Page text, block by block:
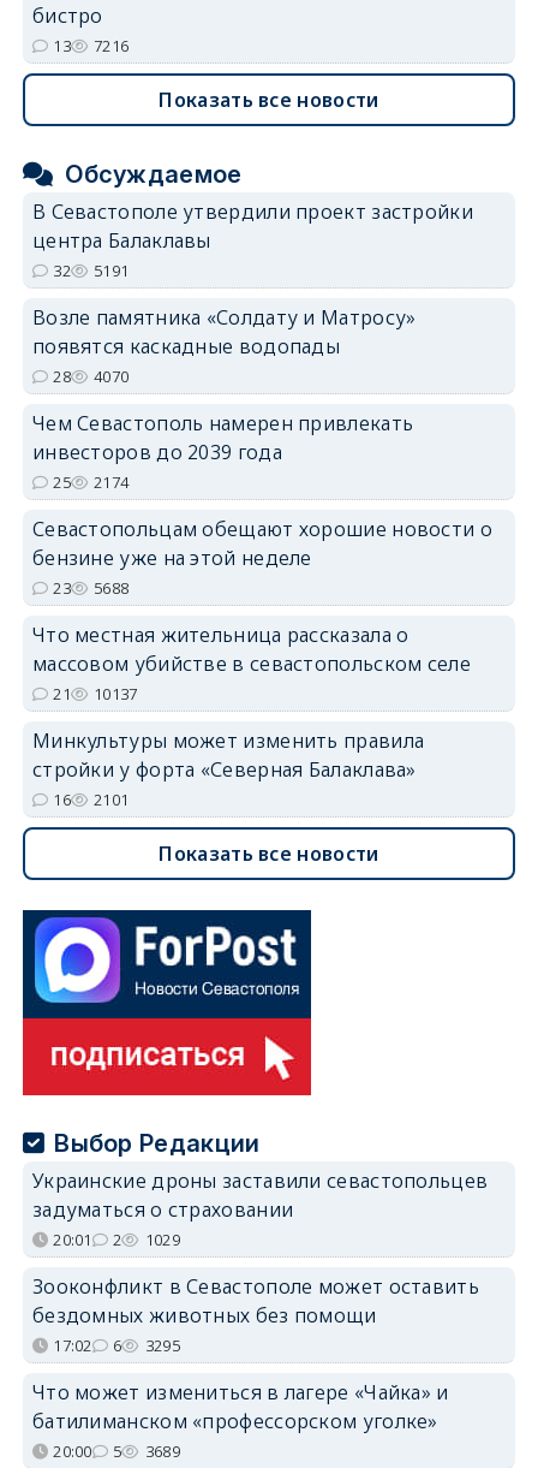
бистро
13 7216
Показать все новости
Обсуждаемое
В Севастополе утвердили проект застройки
центра Балаклавы
32 5191
Возле памятника «Солдату и Матросу»
появятся каскадные водопады
28 4070
Чем Севастополь намерен привлекать
инвесторов до 2039 года
25 2174
Севастопольцам обещают хорошие новости о
бензине уже на этой неделе
23 5688
Что местная жительница рассказала о
массовом убийстве в севастопольском селе
21 10137
Минкультуры может изменить правила
стройки у форта «Северная Балаклава»
16 2101
Показать все новости
Выбор Редакции
Украинские дроны заставили севастопольцев
задуматься о страховании
20:01 2 1029
Зооконфликт в Севастополе может оставить
бездомных животных без помощи
17:02 6 3295
Что может измениться в лагере «Чайка» и
батилиманском «профессорском уголке»
20:00 5 3689